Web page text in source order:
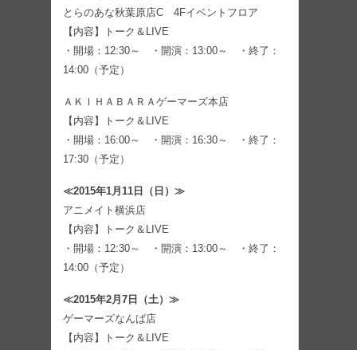
とらのあな秋葉原店C 4Fイベントフロア
【内容】トーク＆LIVE
・開場：12:30～ ・開演：13:00～ ・終了：
14:00（予定）
ＡＫＩＨＡＢＡＲＡゲーマーズ本店
【内容】トーク＆LIVE
・開場：16:00～ ・開演：16:30～ ・終了：
17:30（予定）
≪2015年1月11日（日）≫
アニメイト横浜店
【内容】トーク＆LIVE
・開場：12:30～ ・開演：13:00～ ・終了：
14:00（予定）
≪2015年2月7日（土）≫
ゲーマーズなんば店
【内容】トーク＆LIVE